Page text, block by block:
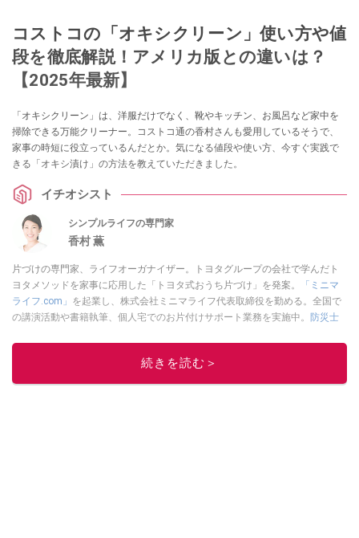
コストコの「オキシクリーン」使い方や値
段を徹底解説！アメリカ版との違いは？
【2025年最新】
「オキシクリーン」は、洋服だけでなく、靴やキッチン、お風呂など家中を
掃除できる万能クリーナー。コストコ通の香村さんも愛用しているそうで、
家事の時短に役立っているんだとか。気になる値段や使い方、今すぐ実践で
きる「オキシ漬け」の方法を教えていただきました。
イチオシスト
シンプルライフの専門家
香村 薫
片づけの専門家、ライフオーガナイザー。トヨタグループの会社で学んだト
ヨタメソッドを家事に応用した「トヨタ式おうち片づけ」を発案。
「ミニマ
ライフ.com」 を起業し、株式会社ミニマライフ代表取締役を勤める。全国で
の講演活動や書籍執筆、個人宅でのお片付けサポート業務を実施中。
防災士
このイチオシストの他の記事を読む
続きを読む＞